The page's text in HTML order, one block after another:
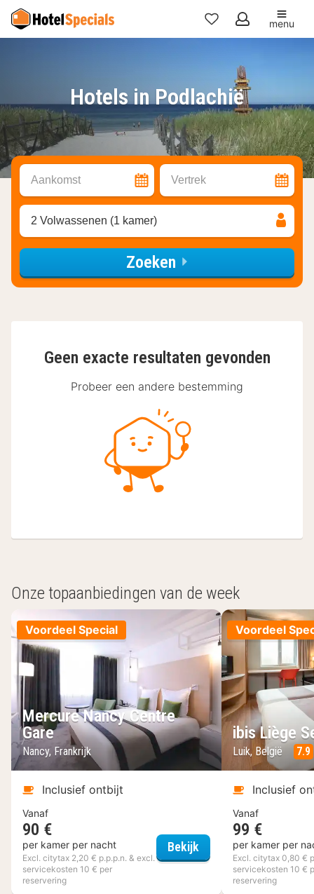
Mijn
menu
Hotels in Podlachië
Aankomst Vertrek
2 Volwassenen (1 kamer)
Zoeken
Geen exacte resultaten gevonden
Probeer een andere bestemming
Onze topaanbiedingen van de week
Voordeel Special
Mercure Nancy Centre
Gare
Nancy, Frankrijk
Inclusief ontbijt
Vanaf
90 €
per kamer per nacht
Excl. citytax 2,20 € p.p.p.n. & excl.
servicekosten 10 € per
reservering
Bekijk Mercure Nancy
Voordeel
ibis Liège
Luik, België 7.9
Inclusief
Vanaf
99 €
per kamer per
Excl. citytax 0,80 €
servicekosten 10 €
reservering